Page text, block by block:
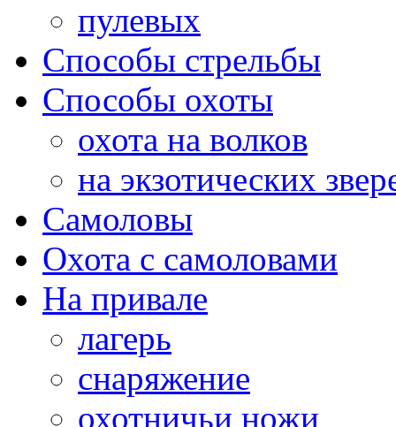
пулевых
Способы стрельбы
Способы охоты
охота на волков
на экзотических
Самоловы
Охота с самоловами
На привале
лагерь
снаряжение
охотничьи ножи